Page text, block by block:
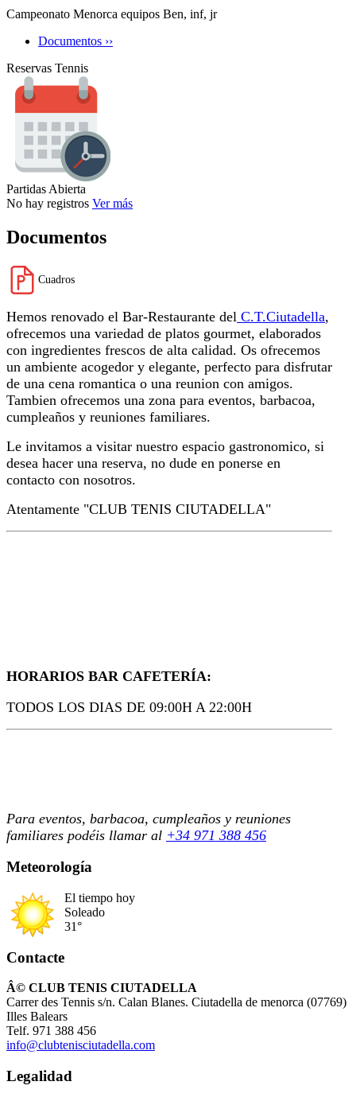
Campeonato Menorca equipos Ben, inf, jr
Documentos ››
Reservas Tennis
Partidas Abierta
No hay registros Ver más
Documentos
Cuadros
Hemos renovado el Bar-Restaurante del C.T.Ciutadella,
ofrecemos una variedad de platos gourmet, elaborados
con ingredientes frescos de alta calidad. Os ofrecemos
un ambiente acogedor y elegante, perfecto para disfrutar
de una cena romantica o una reunion con amigos.
Tambien ofrecemos una zona para eventos, barbacoa,
cumpleaños y reuniones familiares.
Le invitamos a visitar nuestro espacio gastronomico, si
desea hacer una reserva, no dude en ponerse en
contacto con nosotros.
Atentamente "CLUB TENIS CIUTADELLA"
HORARIOS BAR CAFETERÍA:
TODOS LOS DIAS DE 09:00H A 22:00H
Para eventos, barbacoa, cumpleaños y reuniones
familiares podéis llamar al +34 971 388 456
Meteorología
El tiempo hoy
Soleado
31°
Contacte
Â© CLUB TENIS CIUTADELLA
Carrer des Tennis s/n. Calan Blanes. Ciutadella de menorca (07769)
Illes Balears
Telf. 971 388 456
info@clubtenisciutadella.com
Legalidad